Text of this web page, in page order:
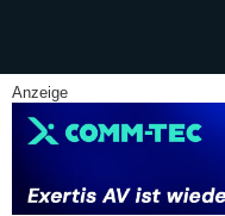
Anzeige